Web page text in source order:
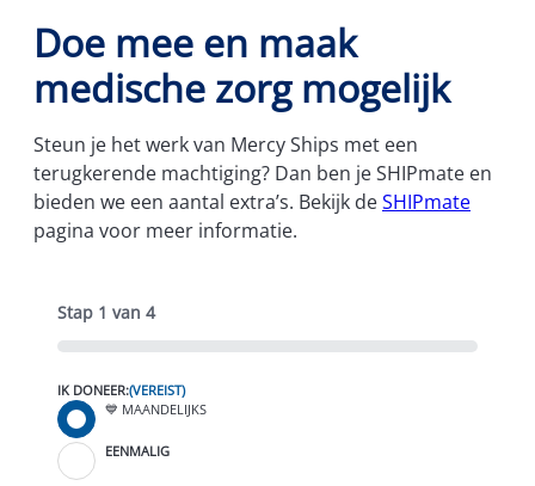
Doe mee en maak
medische zorg mogelijk
Steun je het werk van Mercy Ships met een
terugkerende machtiging? Dan ben je SHIPmate en
bieden we een aantal extra’s. Bekijk deSHIPmate
pagina voor meer informatie.
Stap 1 van 4
0%
IK DONEER:(VEREIST)
💙 MAANDELIJKS
EENMALIG